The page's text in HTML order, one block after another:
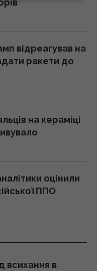
відреагував на
ракети до
на кераміці
оцінили
ППО
обирають
всихання в